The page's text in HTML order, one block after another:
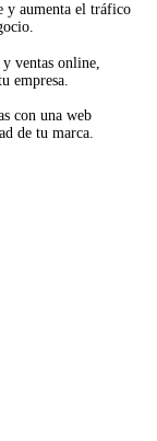
y aumenta el tráfico
ventas online,
empresa.
con una web
de tu marca.